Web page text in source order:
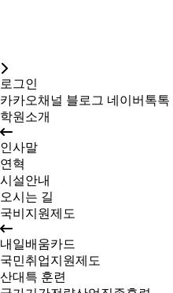
로그인
카카오채널 블로그 네이버톡톡
학원소개
인사말
연혁
시설안내
오시는 길
국비지원제도
내일배움카드
국민취업지원제도
산대특 훈련